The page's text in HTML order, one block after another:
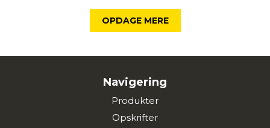
OPDAGE MERE
Navigering
Produkter
Opskrifter